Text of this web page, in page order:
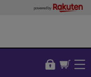
powered by